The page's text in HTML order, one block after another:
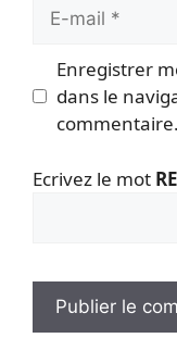
Enregistrer
dans le
commentaire.
Ecrivez le mot